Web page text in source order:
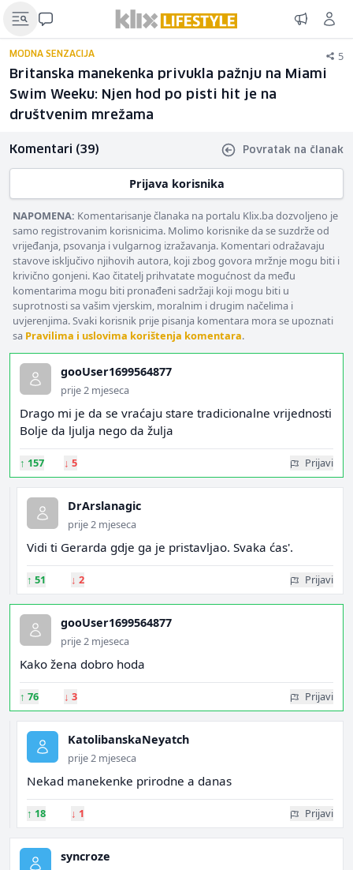
MODNA SENZACIJA 5
Britanska manekenka privukla pažnju na Miami
Swim Weeku: Njen hod po pisti hit je na
društvenim mrežama
Komentari (39) Povratak na članak
Prijava korisnika
NAPOMENA: Komentarisanje članaka na portalu Klix.ba dozvoljeno je
samo registrovanim korisnicima. Molimo korisnike da se suzdrže od
vrijeđanja, psovanja i vulgarnog izražavanja. Komentari odražavaju
stavove isključivo njihovih autora, koji zbog govora mržnje mogu biti i
krivično gonjeni. Kao čitatelj prihvatate mogućnost da među
komentarima mogu biti pronađeni sadržaji koji mogu biti u
suprotnosti sa vašim vjerskim, moralnim i drugim načelima i
uvjerenjima. Svaki korisnik prije pisanja komentara mora se upoznati
sa Pravilima i uslovima korištenja komentara.
gooUser1699564877
prije 2 mjeseca
Drago mi je da se vraćaju stare tradicionalne vrijednosti
Bolje da ljulja nego da žulja
↑ 157 ↓ 5 Prijavi
DrArslanagic
prije 2 mjeseca
Vidi ti Gerarda gdje ga je pristavljao. Svaka ćas'.
↑ 51 ↓ 2 Prijavi
gooUser1699564877
prije 2 mjeseca
Kako žena dobro hoda
↑ 76 ↓ 3 Prijavi
KatolibanskaNeyatch
prije 2 mjeseca
Nekad manekenke prirodne a danas
↑ 18 ↓ 1 Prijavi
syncroze